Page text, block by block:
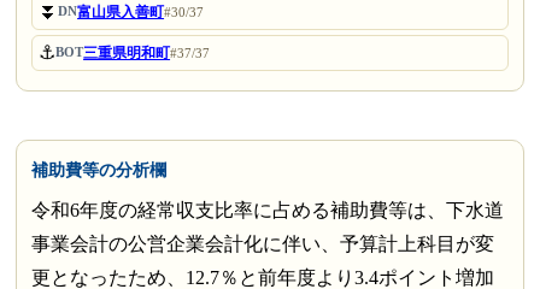
⏬DN富山県入善町#30/37
⚓BOT三重県明和町#37/37
補助費等の分析欄
令和6年度の経常収支比率に占める補助費等は、下水道
事業会計の公営企業会計化に伴い、予算計上科目が変
更となったため、12.7％と前年度より3.4ポイント増加